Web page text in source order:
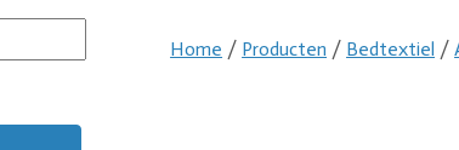
Home / Producten / Bedtextiel /